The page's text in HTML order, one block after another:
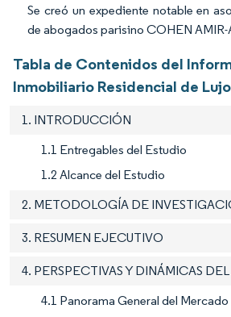
Se creó un expediente notable en
de abogados parisino COHEN AMIR-
Tabla de Contenidos del
Inmobiliario Residencial de
1. INTRODUCCIÓN
1.1 Entregables del Estudio
1.2 Alcance del Estudio
2. METODOLOGÍA DE
3. RESUMEN EJECUTIVO
4. PERSPECTIVAS Y DINÁMICAS
4.1 Panorama General del Mercado